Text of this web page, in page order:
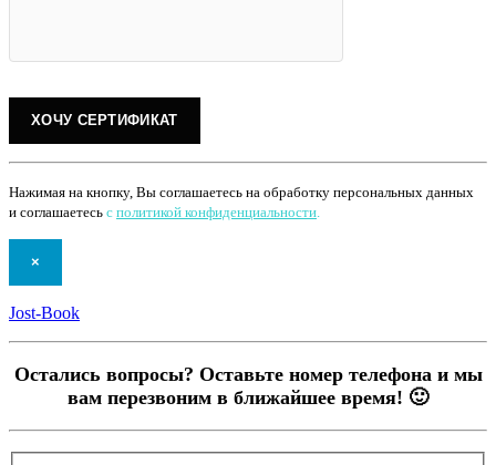
Нажимая на кнопку, Вы соглашаетесь на обработку персональных данных
и соглашаетесь с политикой конфиденциальности
×
Jost-Book
Остались вопросы? Оставьте номер телефона и мы
вам перезвоним в ближайшее время! 🙂